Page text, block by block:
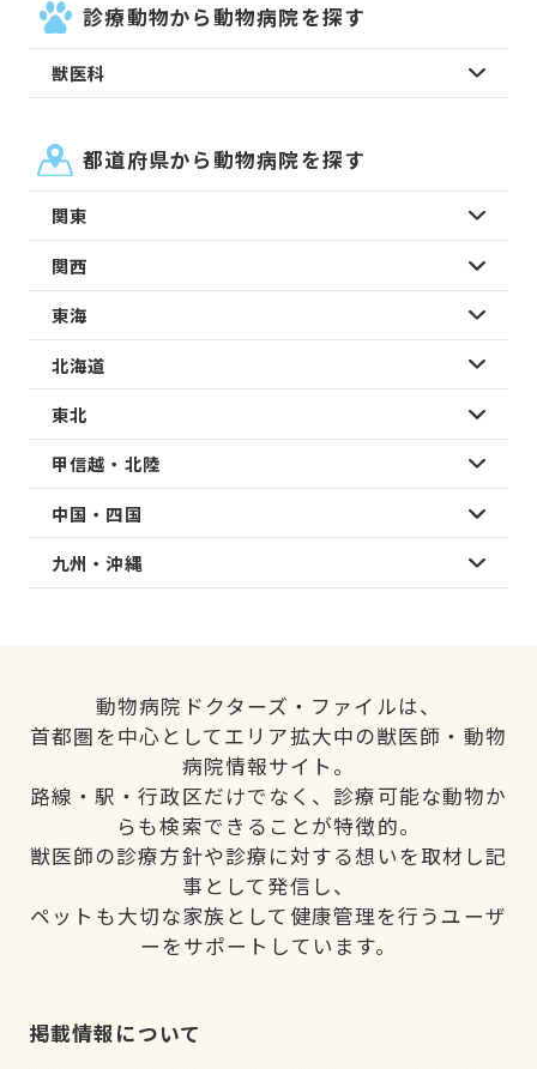
診療動物から動物病院を探す
獣医科
都道府県から動物病院を探す
関東
関西
東海
北海道
東北
甲信越・北陸
中国・四国
九州・沖縄
動物病院ドクターズ・ファイルは、
首都圏を中心としてエリア拡大中の獣医師・動物
病院情報サイト。
路線・駅・行政区だけでなく、診療可能な動物か
らも検索できることが特徴的。
獣医師の診療方針や診療に対する想いを取材し記
事として発信し、
ペットも大切な家族として健康管理を行うユーザ
ーをサポートしています。
掲載情報について